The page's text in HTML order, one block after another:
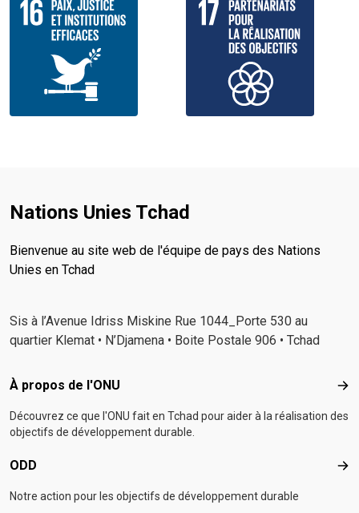
Nations Unies Tchad
Bienvenue au site web de l'équipe de pays des Nations
Unies en Tchad
Sis à l’Avenue Idriss Miskine Rue 1044_Porte 530 au
quartier Klemat • N’Djamena • Boite Postale 906 • Tchad
Footer menu
À propos de l'ONU À
Découvrez ce que l'ONU fait en Tchad pour aider à la réalisation des
objectifs de développement durable.
ODD
Notre action pour les objectifs de développement durable